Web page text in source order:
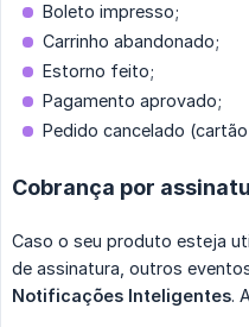
Boleto impresso;
Carrinho abandonado;
Estorno feito;
Pagamento aprovado;
Pedido cancelado
Cobrança por
Caso o seu produto esteja
de assinatura, outros
Notificações Inteligentes.